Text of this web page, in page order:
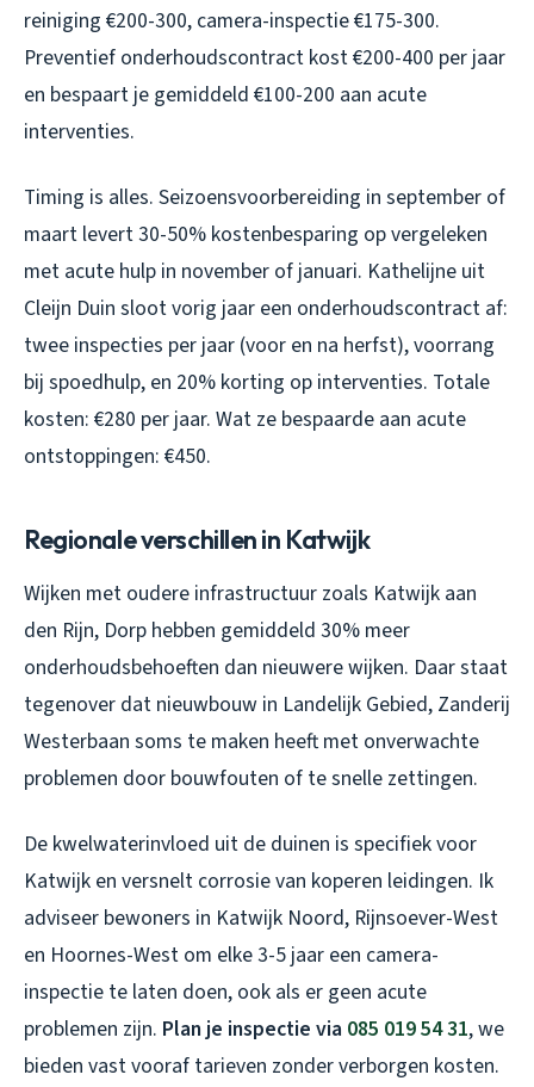
reiniging €200-300, camera-inspectie €175-300.
Preventief onderhoudscontract kost €200-400 per jaar
en bespaart je gemiddeld €100-200 aan acute
interventies.
Timing is alles. Seizoensvoorbereiding in september of
maart levert 30-50% kostenbesparing op vergeleken
met acute hulp in november of januari. Kathelijne uit
Cleijn Duin sloot vorig jaar een onderhoudscontract af:
twee inspecties per jaar (voor en na herfst), voorrang
bij spoedhulp, en 20% korting op interventies. Totale
kosten: €280 per jaar. Wat ze bespaarde aan acute
ontstoppingen: €450.
Regionale verschillen in Katwijk
Wijken met oudere infrastructuur zoals Katwijk aan
den Rijn, Dorp hebben gemiddeld 30% meer
onderhoudsbehoeften dan nieuwere wijken. Daar staat
tegenover dat nieuwbouw in Landelijk Gebied, Zanderij
Westerbaan soms te maken heeft met onverwachte
problemen door bouwfouten of te snelle zettingen.
De kwelwaterinvloed uit de duinen is specifiek voor
Katwijk en versnelt corrosie van koperen leidingen. Ik
adviseer bewoners in Katwijk Noord, Rijnsoever-West
en Hoornes-West om elke 3-5 jaar een camera-
inspectie te laten doen, ook als er geen acute
problemen zijn. Plan je inspectie via 085 019 54 31, we
bieden vast vooraf tarieven zonder verborgen kosten.